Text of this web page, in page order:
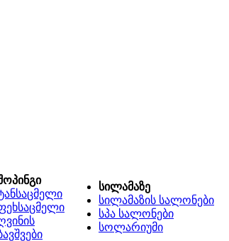
სილამაზე
სილამაზის სალონები
სპა სალონები
სოლარიუმი